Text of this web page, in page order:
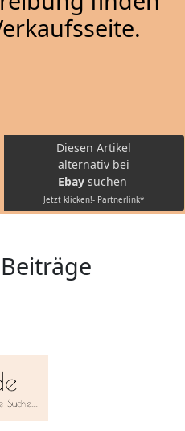
Diesen Artikel
alternativ bei
Ebay suchen
Jetzt klicken!- Partnerlink*